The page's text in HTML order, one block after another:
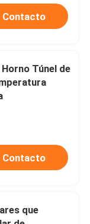
Contacto
Horno Túnel de
Contacto
que